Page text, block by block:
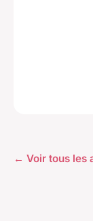
← Voir tous les